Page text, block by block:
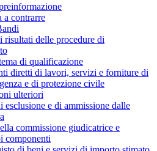
a contrarre
risultati delle procedure di
di qualificazione
diretti di lavori, servizi e forniture di
e di protezione civile
ulteriori
esclusione e di ammissione dalle
commissione giudicatrice e
componenti